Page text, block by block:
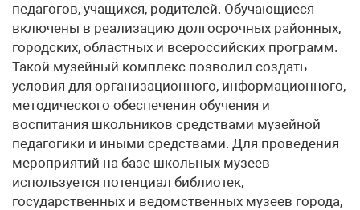
педагогов, учащихся, родителей. Обучающиеся
включены в реализацию долгосрочных районных,
городских, областных и всероссийских программ.
Такой музейный комплекс позволил создать
условия для организационного, информационного,
методического обеспечения обучения и
воспитания школьников средствами музейной
педагогики и иными средствами. Для проведения
мероприятий на базе школьных музеев
используется потенциал библиотек,
государственных и ведомственных музеев города,